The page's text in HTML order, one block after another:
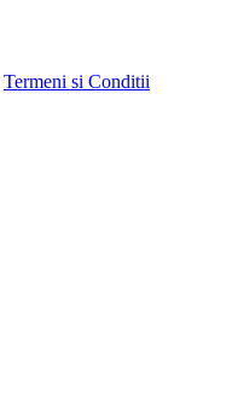
Termeni si Conditii